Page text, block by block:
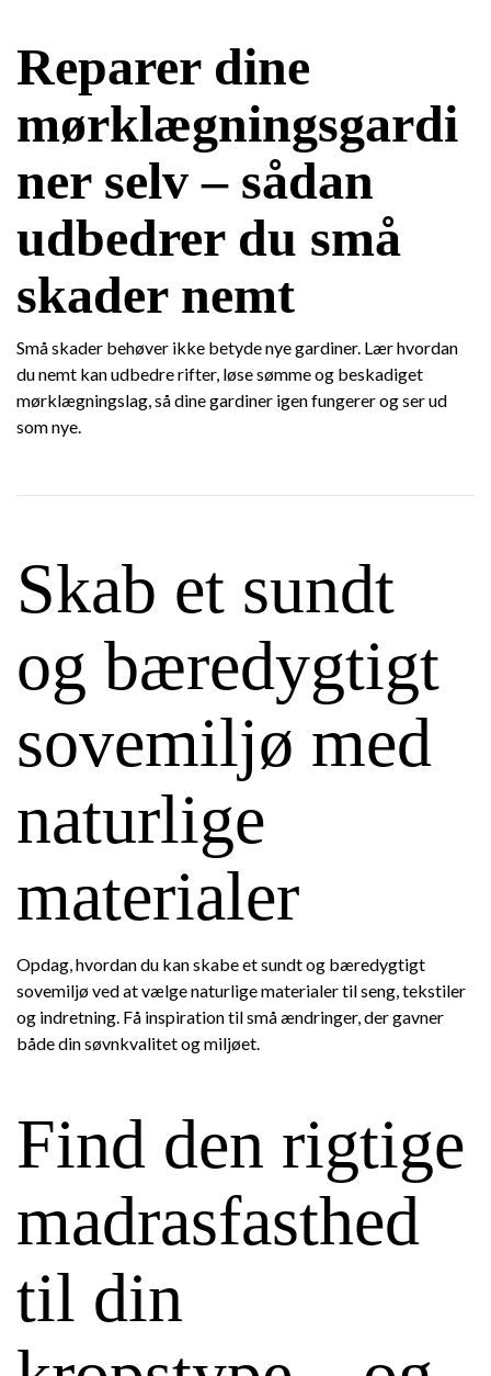
Reparer dine
mørklægningsgardi
ner selv – sådan
udbedrer du små
skader nemt
Små skader behøver ikke betyde nye gardiner. Lær hvordan
du nemt kan udbedre rifter, løse sømme og beskadiget
mørklægningslag, så dine gardiner igen fungerer og ser ud
som nye.
Skab et sundt
og bæredygtigt
sovemiljø med
naturlige
materialer
Opdag, hvordan du kan skabe et sundt og bæredygtigt
sovemiljø ved at vælge naturlige materialer til seng, tekstiler
og indretning. Få inspiration til små ændringer, der gavner
både din søvnkvalitet og miljøet.
Find den rigtige
madrasfasthed
til din